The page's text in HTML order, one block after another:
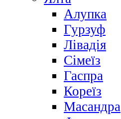
Алупка
Гурзуф
Лівадія
Сімеїз
Гаспра
Кореїз
Масандра